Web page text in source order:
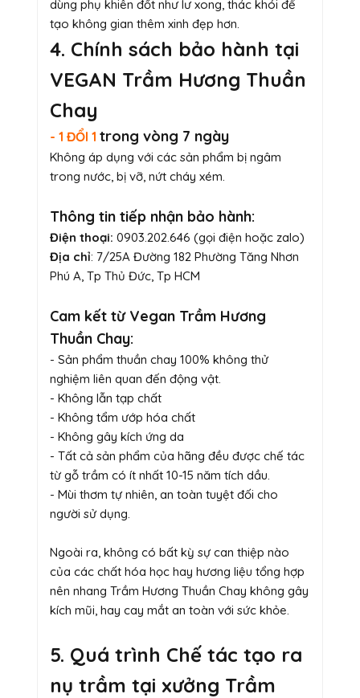
dùng phụ khiên đốt như lư xong, thác khói để
tạo không gian thêm xinh đẹp hơn.
4. Chính sách bảo hành tại
VEGAN Trầm Hương Thuần
Chay
- 1 ĐỔI 1 trong vòng 7 ngày
Không áp dụng với các sản phẩm bị ngâm
trong nước, bị vỡ, nứt cháy xém.
Thông tin tiếp nhận bảo hành:
Điện thoại: 0903.202.646 (gọi điện hoặc zalo)
Địa chỉ: 7/25A Đường 182 Phường Tăng Nhơn
Phú A, Tp Thủ Đức, Tp HCM
Cam kết từ Vegan Trầm Hương
Thuần Chay:
- Sản phẩm thuần chay 100% không thử
nghiệm liên quan đến động vật.
- Không lẫn tạp chất
- Không tẩm ướp hóa chất
- Không gây kích ứng da
- Tất cả sản phẩm của hãng đều được chế tác
từ gỗ trầm có ít nhất 10-15 năm tích dầu.
- Mùi thơm tự nhiên, an toàn tuyệt đối cho
người sử dụng.
Ngoài ra, không có bất kỳ sự can thiệp nào
của các chất hóa học hay hương liệu tổng hợp
nên nhang Trầm Hương Thuần Chay không gây
kích mũi, hay cay mắt an toàn với sức khỏe.
5. Quá trình Chế tác tạo ra
nụ trầm tại xưởng Trầm